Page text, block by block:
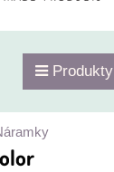
Produkty